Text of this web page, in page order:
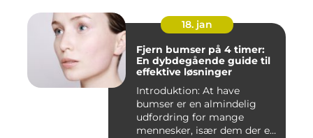
18. jan
Fjern bumser på 4 timer:
En dybdegående guide til
effektive løsninger
Introduktion: At have
bumser er en almindelig
udfordring for mange
mennesker, især dem der er